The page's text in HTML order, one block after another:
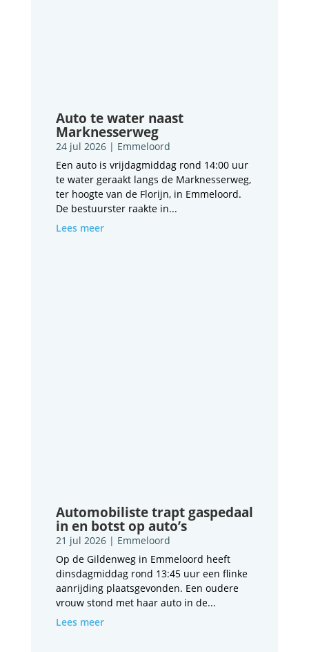
Auto te water naast
Marknesserweg
24 jul 2026| Emmeloord
Een auto is vrijdagmiddag rond 14:00 uur
te water geraakt langs de Marknesserweg,
ter hoogte van de Florijn, in Emmeloord.
De bestuurster raakte in...
Lees meer
Automobiliste trapt gaspedaal
in en botst op auto’s
21 jul 2026| Emmeloord
Op de Gildenweg in Emmeloord heeft
dinsdagmiddag rond 13:45 uur een flinke
aanrijding plaatsgevonden. Een oudere
vrouw stond met haar auto in de...
Lees meer